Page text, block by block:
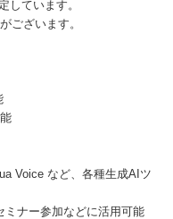
しています。
ございます。
Voice など、各種生成AIツ
ミナー参加などに活用可能